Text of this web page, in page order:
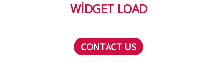
WIDGET LOAD
CONTACT US